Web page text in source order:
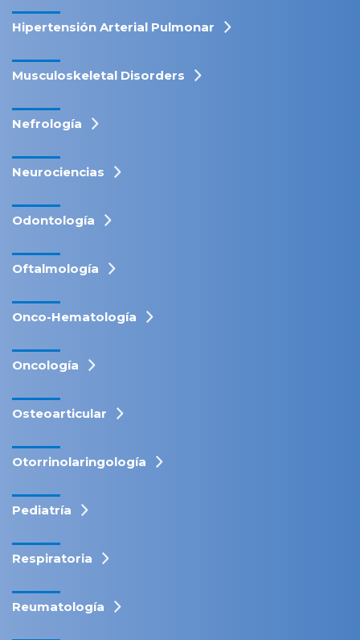
Hipertensión Arterial Pulmonar
Musculoskeletal Disorders
Nefrología
Neurociencias
Odontología
Oftalmología
Onco-Hematología
Oncología
Osteoarticular
Otorrinolaringología
Pediatría
Respiratoria
Reumatología